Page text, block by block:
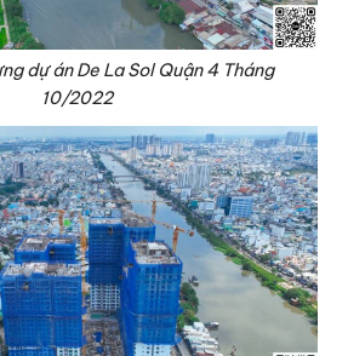
dự án De La Sol Quận 4 Tháng
10/2022